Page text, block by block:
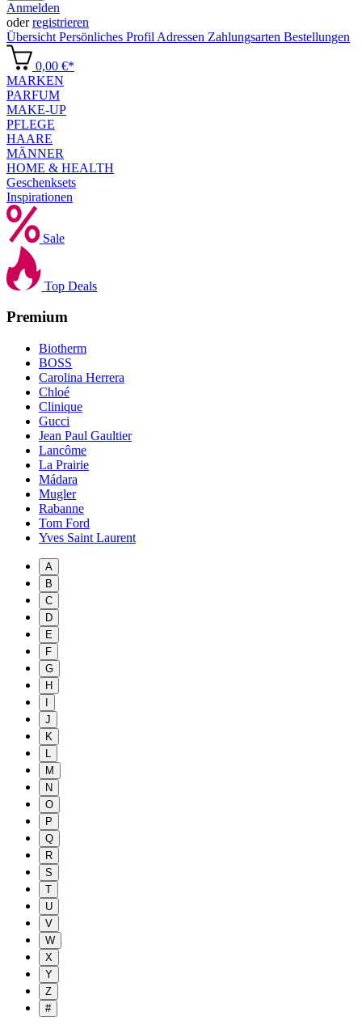
Anmelden
oderregistrieren
Übersicht Persönliches Profil Adressen Zahlungsarten Bestellungen
0,00 €*
MARKEN
PARFUM
MAKE-UP
PFLEGE
HAARE
MÄNNER
HOME & HEALTH
Geschenksets
Inspirationen
Sale
Top Deals
Premium
Biotherm
BOSS
Carolina Herrera
Chloé
Clinique
Gucci
Jean Paul Gaultier
Lancôme
La Prairie
Mádara
Mugler
Rabanne
Tom Ford
Yves Saint Laurent
A
B
C
D
E
F
G
H
J
K
L
M
N
O
P
Q
R
S
T
U
V
W
X
Y
Z
#